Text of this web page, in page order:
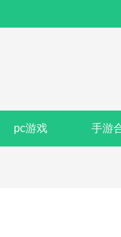
pc游戏 手游